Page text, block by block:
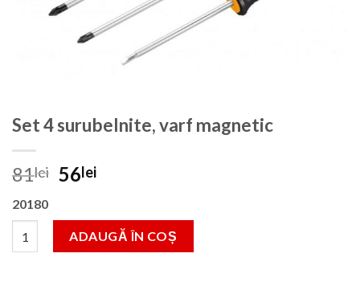
Set 4 surubelnite, varf magnetic
81lei Prețul
fost:
81lei.
56leiPrețul
56lei.
20180
Cantitate Set 4 surubelnite, varf magnetic
ADAUGĂ ÎN COȘ